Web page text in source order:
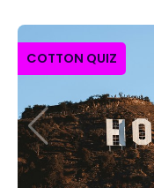
COTTON QUIZ